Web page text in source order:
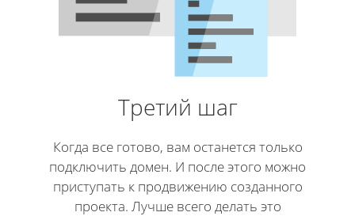
Третий шаг
Когда все готово, вам останется только
подключить домен. И после этого можно
приступать к продвижению созданного
проекта. Лучше всего делать это